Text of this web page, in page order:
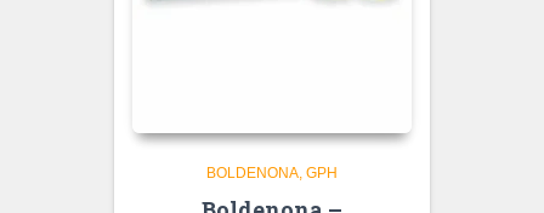
BOLDENONA GPH